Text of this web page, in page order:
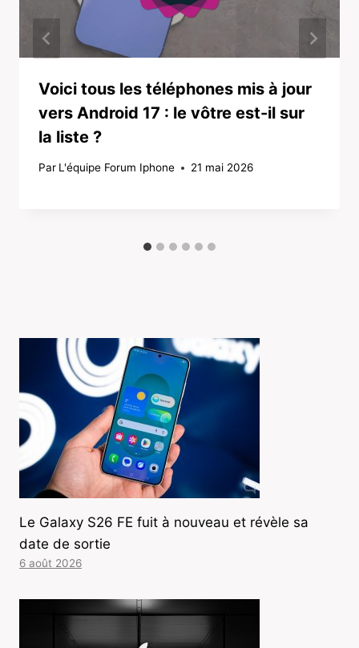
Voici tous les téléphones mis à jour
vers Android 17 : le vôtre est-il sur
la liste ?
Par L'équipe Forum Iphone 21 mai 2026
Le Galaxy S26 FE fuit à nouveau et révèle sa
date de sortie
6 août 2026